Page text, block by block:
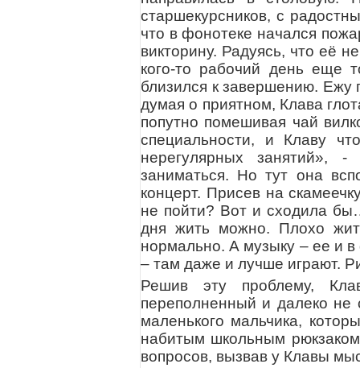
старшекурсников, с
что в фонотеке начался
викторину. Радуясь, что её
кого-то рабочий день еще
близился к завершению. Ежу
думая о приятном, Клава
попутно помешивая чай
специальности, и Клаву
нерегулярных
заниматься. Но тут она
концерт. Присев на
не пойти? Вот и сходила
дня жить можно. Плохо
нормально. А музыку – ее и
– там даже и лучше играют.
Решив эту проблему,
переполненный и далеко не
маленького мальчика,
набитым школьным
вопросов, вызвав у Клавы